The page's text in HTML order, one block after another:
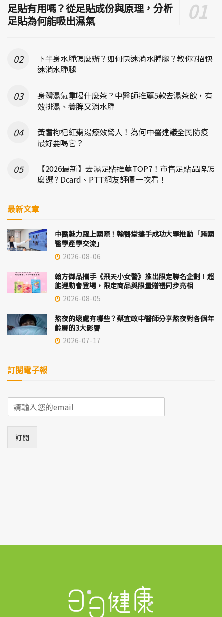
足貼有用嗎？從足貼成份與原理，分析
足貼為何能吸出濕氣
下半身水腫怎麼辦？如何快速消水腫腿？教你7招快
速消水腫腿
身體濕氣重喝什麼茶？中醫師推薦5款去濕茶飲，有
效排濕、養脾又消水腫
黃耆枸杞紅棗湯療效驚人！為何中醫建議全民防疫
最好要喝它？
【2026最新】去濕足貼推薦TOP7！市售足貼品牌怎
麼選？Dcard、PTT網友評價一次看！
最新文章
中醫魅力躍上國際！翰醫堂攜手成功大學推動「跨國
醫學產學交流」
2026-08-06
翰方御品攜手《飛天小女警》推出限定聯名企劃！超
能運動會登場，限定商品與限量贈禮同步亮相
2026-08-05
熬夜的壞處有哪些？蔡宜政中醫師分享熬夜對各個年
齡層的3大影響
2026-07-17
訂閱電子報
E
m
*
訂閱